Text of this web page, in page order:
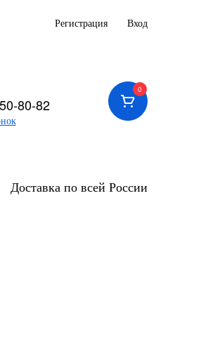
Регистрация Вход
80-82
0
Доставка по всей России